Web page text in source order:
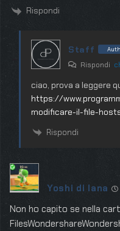
Rispondi
Staff
Rispondi
ciao, prova a leggere
https://
modificare-il-file-
Rispondi
Yoshi di lana
Non ho capito se nella